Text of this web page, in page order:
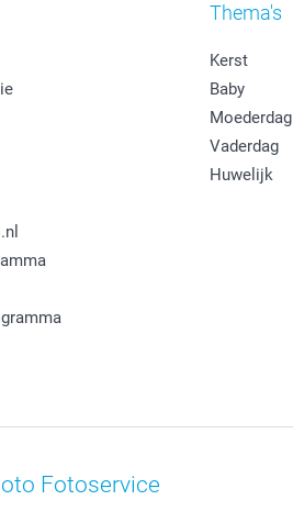
Thema's
Kerst
Baby
Moederdag
Vaderdag
Huwelijk
Fotoservice